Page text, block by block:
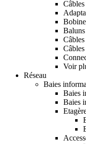
Baluns
Voir
Réseau
Baies
Baies
Baies